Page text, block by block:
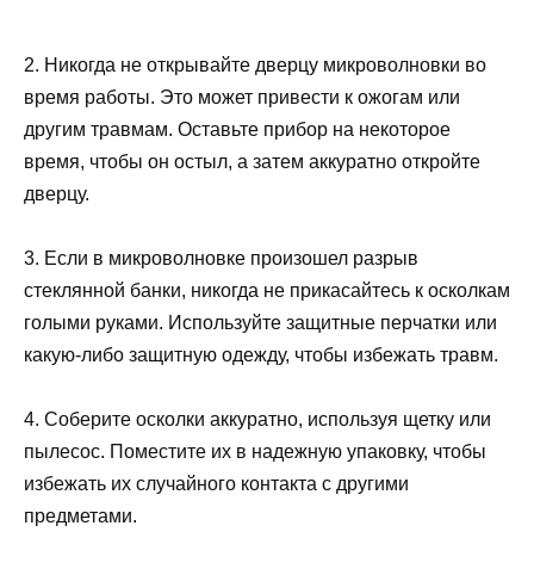
2. Никогда не открывайте дверцу микроволновки во
время работы. Это может привести к ожогам или
другим травмам. Оставьте прибор на некоторое
время, чтобы он остыл, а затем аккуратно откройте
дверцу.
3. Если в микроволновке произошел разрыв
стеклянной банки, никогда не прикасайтесь к осколкам
голыми руками. Используйте защитные перчатки или
какую-либо защитную одежду, чтобы избежать травм.
4. Соберите осколки аккуратно, используя щетку или
пылесос. Поместите их в надежную упаковку, чтобы
избежать их случайного контакта с другими
предметами.